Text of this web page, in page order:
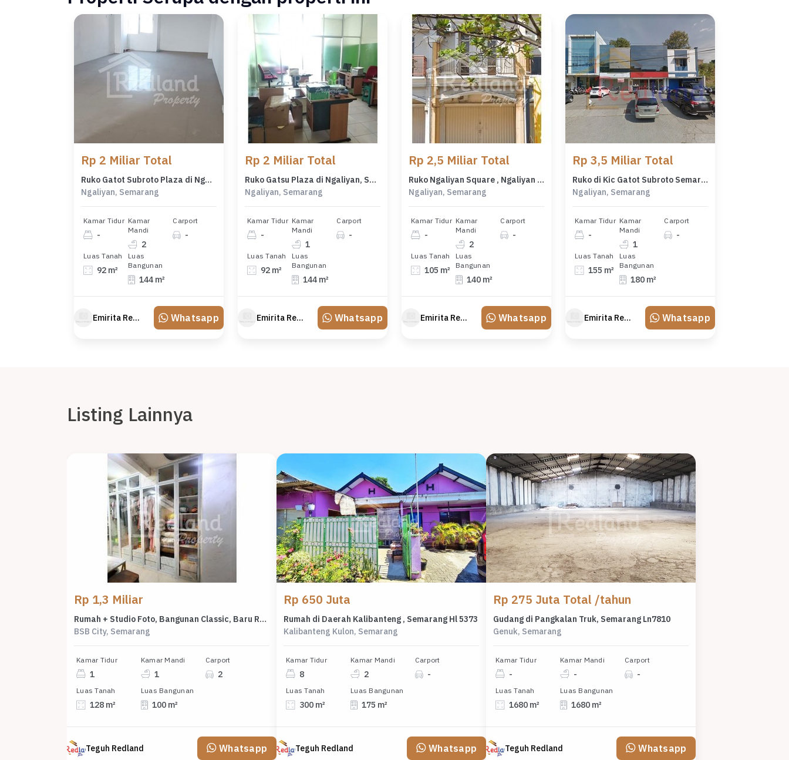
Rp 2 Miliar Total
Ruko Gatot Subroto Plaza di Ngaliyan, Semarang ( De 8436 )
Ngaliyan, Semarang
Kamar Tidur
-
Kamar
Mandi
2
Carport
-
Luas Tanah
92 m²
Luas
Bangunan
144 m²
Emirita Redland Whatsapp
Rp 2 Miliar Total
Ruko Gatsu Plaza di Ngaliyan, Semarang Ve 5547
Ngaliyan, Semarang
Kamar Tidur
-
Kamar
Mandi
1
Carport
-
Luas Tanah
92 m²
Luas
Bangunan
144 m²
Emirita Redland Whatsapp
Rp 2,5 Miliar Total
Ruko Ngaliyan Square , Ngaliyan Semarang ( Wn 8446 )
Ngaliyan, Semarang
Kamar Tidur
-
Kamar
Mandi
2
Carport
-
Luas Tanah
105 m²
Luas
Bangunan
140 m²
Emirita Redland Whatsapp
Rp 3,5 Miliar Total
Ruko di Kic Gatot Subroto Semarang ( Vn 1784 )
Ngaliyan, Semarang
Kamar Tidur
-
Kamar
Mandi
1
Carport
-
Luas Tanah
155 m²
Luas
Bangunan
180 m²
Emirita Redland Whatsapp
Listing Lainnya
Rp 1,3 Miliar
Rumah + Studio Foto, Bangunan Classic, Baru Renov di Graha Taman Pelangi, Bsb, Me 7666
BSB City, Semarang
Kamar Tidur
1
Kamar Mandi
1
Carport
2
Luas Tanah
128 m²
Luas Bangunan
100 m²
Teguh Redland Whatsapp
Rp 650 Juta
Rumah di Daerah Kalibanteng , Semarang Hl 5373
Kalibanteng Kulon, Semarang
Kamar Tidur
8
Kamar Mandi
2
Carport
-
Luas Tanah
300 m²
Luas Bangunan
175 m²
Teguh Redland Whatsapp
Rp 275 Juta Total /tahun
Gudang di Pangkalan Truk, Semarang Ln7810
Genuk, Semarang
Kamar Tidur
-
Kamar Mandi
-
Carport
-
Luas Tanah
1680 m²
Luas Bangunan
1680 m²
Teguh Redland Whatsapp